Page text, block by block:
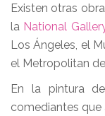
Existen otras
la National
Los Ángeles, el
el Metropolitan
En la pintura
comediantes que